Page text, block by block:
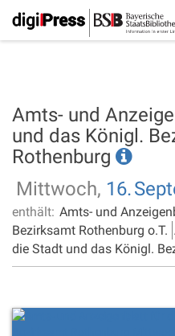
Amts- und
und das Königl.
Rothenburg
Mittwoch, 16.
enthält: Amts- und
Bezirksamt Rothenburg o.T.
die Stadt und das Königl.